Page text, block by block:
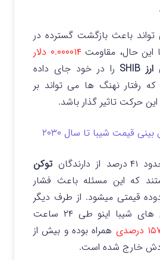
باعث بازگشت گسترده در
این حال، مقاومت۰.۰۰۰۰۱۴ دلار
ارز SHIB
را در خود جای داده
رفتار نهنگ ها می تواند بر
حرکت تاثیر گذار باشد.
قیمت شیبا تا سال ۲۰۳۰
توکن
که این مسئله باعث فشار
قیمتی میشود. از طرف دیگر
نرخ سوزاندن توکن های شیبا اینو طی ۲۴ ساعت
همراه بوده و بیش از